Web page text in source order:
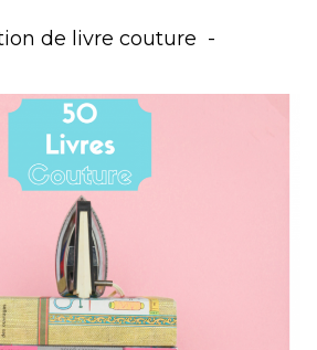
de livre couture